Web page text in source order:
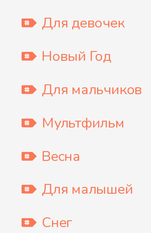
Для девочек
Новый Год
Для мальчиков
Мультфильм
Весна
Для малышей
Снег